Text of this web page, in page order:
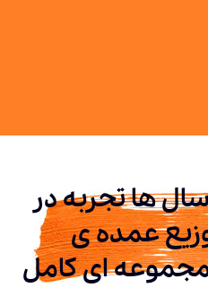
سال ها تجربه در
عمده ی
ای کامل